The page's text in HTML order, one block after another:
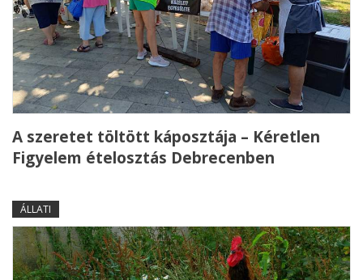
A szeretet töltött káposztája – Kéretlen
Figyelem ételosztás Debrecenben
ÁLLATI